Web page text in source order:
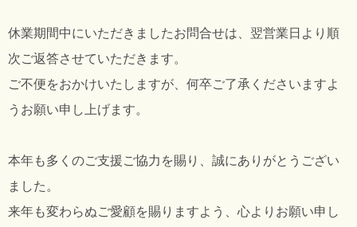
休業期間中にいただきましたお問合せは、翌営業日より順
次ご返答させていただきます。
ご不便をおかけいたしますが、何卒ご了承くださいますよ
うお願い申し上げます。
本年も多くのご支援ご協力を賜り、誠にありがとうござい
ました。
来年も変わらぬご愛顧を賜りますよう、心よりお願い申し